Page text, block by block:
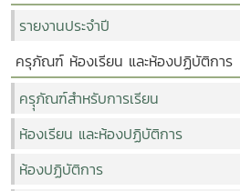
รายงานประจำปี
ครุภัณฑ์ ห้องเรียน และห้องปฏิบัติการ
ครุุภัณฑ์สำหรับการเรียน
ห้องเรียน และห้องปฏิบัติการ
ห้องปฏิบัติการ